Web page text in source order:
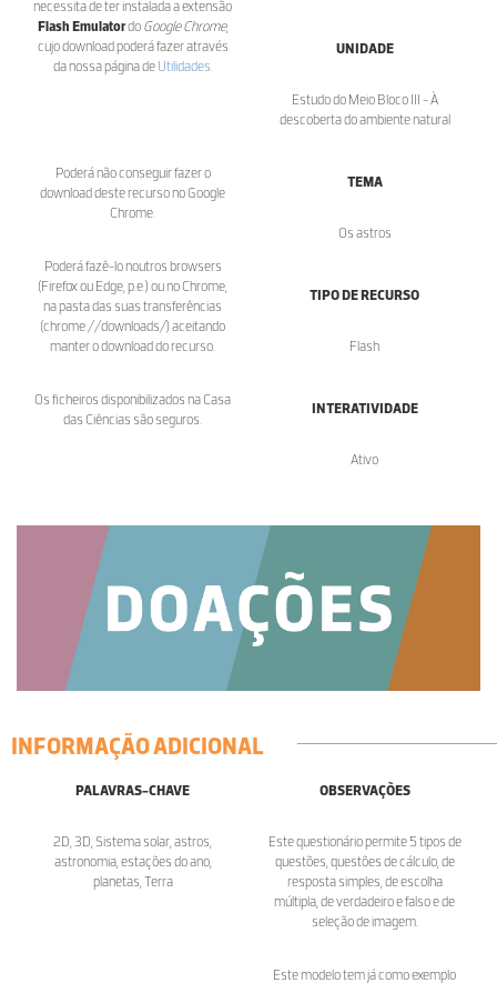
necessita de ter instalada a extensão
Flash Emulatordo Google Chrome,
cujo download poderá fazer através
da nossa página de Utilidades.
Poderá não conseguir fazer o
download deste recurso no Google
Chrome.
Poderá fazê-lo noutros browsers
(Firefox ou Edge, p.e.) ou no Chrome,
na pasta das suas transferências
(chrome://downloads/) aceitando
manter o download do recurso.
Os ficheiros disponibilizados na Casa
das Ciências são seguros.
UNIDADE
Estudo do Meio Bloco III - À
descoberta do ambiente natural
TEMA
Os astros
TIPO DE RECURSO
Flash
INTERATIVIDADE
Ativo
INFORMAÇÃO ADICIONAL
PALAVRAS-CHAVE
2D, 3D, Sistema solar, astros,
astronomia, estações do ano,
planetas, Terra
OBSERVAÇÕES
Este questionário permite 5 tipos de
questões, questões de cálculo, de
resposta simples, de escolha
múltipla, de verdadeiro e falso e de
seleção de imagem.
Este modelo tem já como exemplo